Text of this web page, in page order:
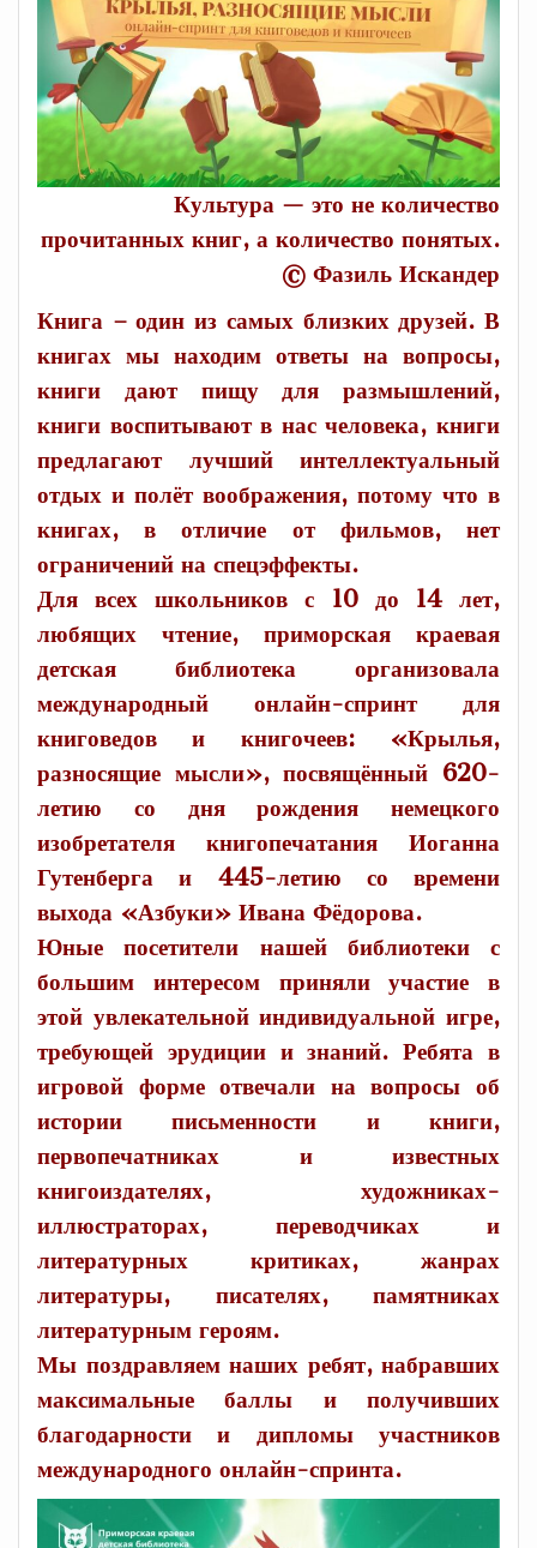
Культура — это не количество
прочитанных книг, а количество понятых.
© Фазиль Искандер
Книга – один из самых близких друзей. В
книгах мы находим ответы на вопросы,
книги дают пищу для размышлений,
книги воспитывают в нас человека, книги
предлагают лучший интеллектуальный
отдых и полёт воображения, потому что в
книгах, в отличие от фильмов, нет
ограничений на спецэффекты.
Для всех школьников с 10 до 14 лет,
любящих чтение, приморская краевая
детская библиотека организовала
международный онлайн-спринт для
книговедов и книгочеев: «Крылья,
разносящие мысли», посвящённый 620-
летию со дня рождения немецкого
изобретателя книгопечатания Иоганна
Гутенберга и 445-летию со времени
выхода «Азбуки» Ивана Фёдорова.
Юные посетители нашей библиотеки с
большим интересом приняли участие в
этой увлекательной индивидуальной игре,
требующей эрудиции и знаний. Ребята в
игровой форме отвечали на вопросы об
истории письменности и книги,
первопечатниках и известных
книгоиздателях, художниках-
иллюстраторах, переводчиках и
литературных критиках, жанрах
литературы, писателях, памятниках
литературным героям.
Мы поздравляем наших ребят, набравших
максимальные баллы и получивших
благодарности и дипломы участников
международного онлайн-спринта.